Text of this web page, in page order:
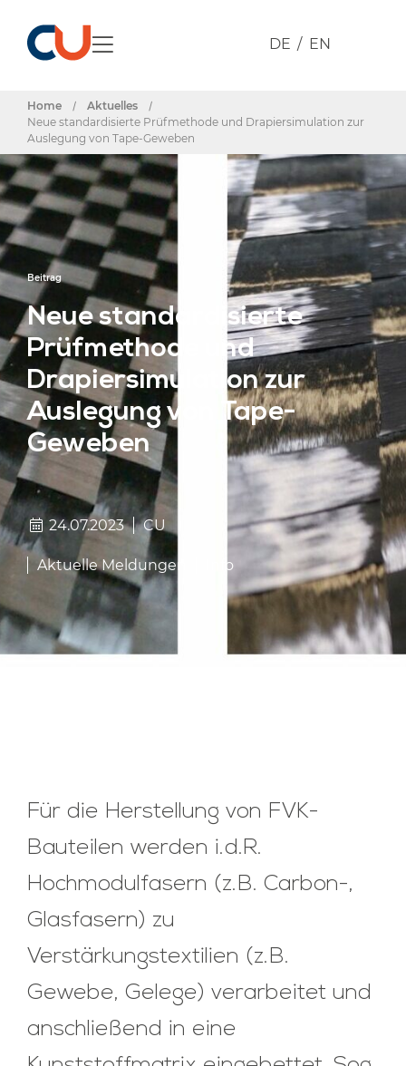
DE EN
Home / Aktuelles
/
Neue standardisierte Prüfmethode und Drapiersimulation zur
Auslegung von Tape-Geweben
Beitrag
Neue standardisierte
Prüfmethode und
Drapiersimulation zur
Auslegung von Tape-
Geweben
24.07.2023 CU
Aktuelle Meldungen Info
Für die Herstellung von FVK-
Bauteilen werden i.d.R.
Hochmodulfasern (z.B. Carbon-,
Glasfasern) zu
Verstärkungstextilien (z.B.
Gewebe, Gelege) verarbeitet und
anschließend in eine